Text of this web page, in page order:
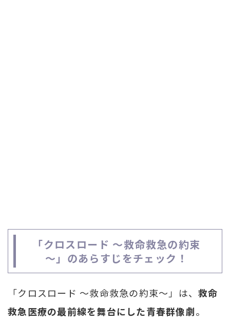
「クロスロード ～救命救急の約束
～」のあらすじをチェック！
「クロスロード ～救命救急の約束～」は、救命
救急医療の最前線を舞台にした青春群像劇。